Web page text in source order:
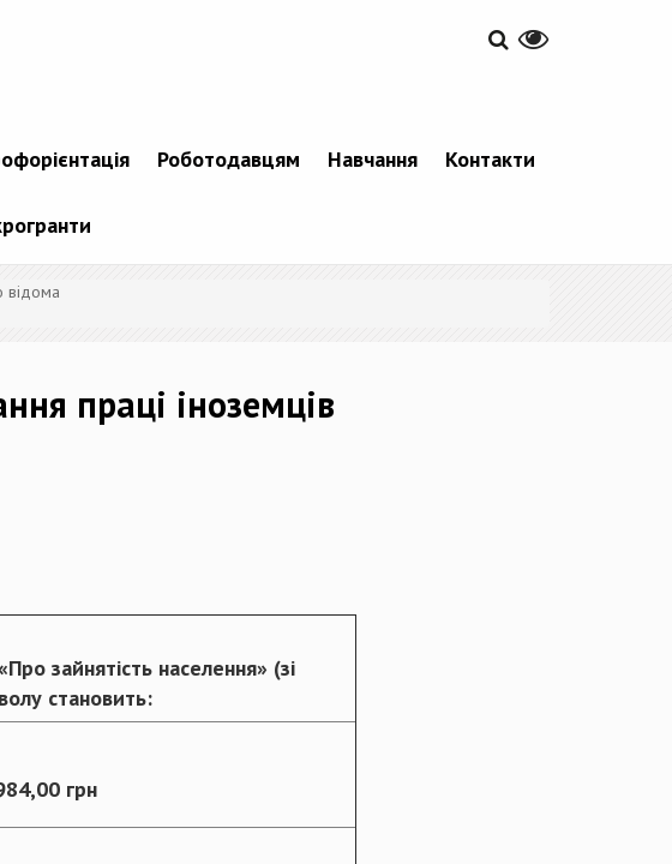
Роботодавцям Навчання Контакти
відома
праці іноземців
зайнятість населення» (зі
становить:
грн